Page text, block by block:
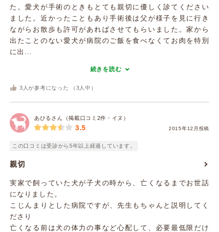
た。愛犬が手術のときもとても親切に優しく診てください
ました。近かったこともあり手術後は父が様子を見に行き
ながらお散歩も許可があればさせてもらいました。家から
出たことのない愛犬が病院のご飯を食べなくてお肉を特別
に出...
続きを読む
3 人が参考になった （ 3 人中）
あひるさん（掲載口コミ2件・イヌ）
2015年12月投稿
3.5
この口コミは受診から5年以上経過しています。
親切
実家で飼っていた犬が子犬の時から、亡くなるまでお世話
になりました。
こじんまりとした病院ですが、先生もちゃんと説明してく
ださり
亡くなる前は犬の体力の事など心配して、必要最低限だけ